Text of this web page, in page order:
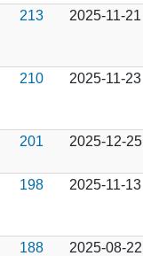
213 2025-11-21
210 2025-11-23
201 2025-12-25
198 2025-11-13
188 2025-08-22